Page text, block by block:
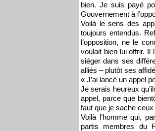
bien. Je suis payé
Gouvernement à
Voilà le sens des
toujours entendus.
l’opposition, ne le
voulait bien lui offrir. Il
siéger dans ses
alliés – plutôt ses
« J’ai lancé un appel
Je serais heureux
appel, parce que
faut que je sache
Voilà l’homme qui,
partis membres du